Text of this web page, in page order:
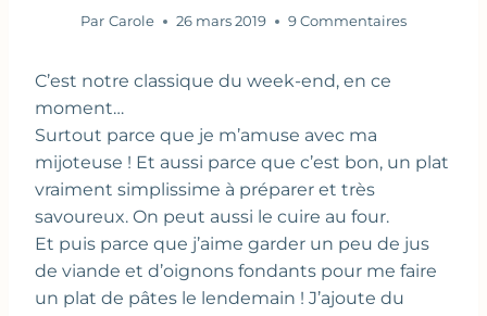
Par Carole 26 mars 2019 9 Commentaires
C’est notre classique du week-end, en ce
moment…
Surtout parce que je m’amuse avec ma
mijoteuse ! Et aussi parce que c’est bon, un plat
vraiment simplissime à préparer et très
savoureux. On peut aussi le cuire au four.
Et puis parce que j’aime garder un peu de jus
de viande et d’oignons fondants pour me faire
un plat de pâtes le lendemain ! J’ajoute du